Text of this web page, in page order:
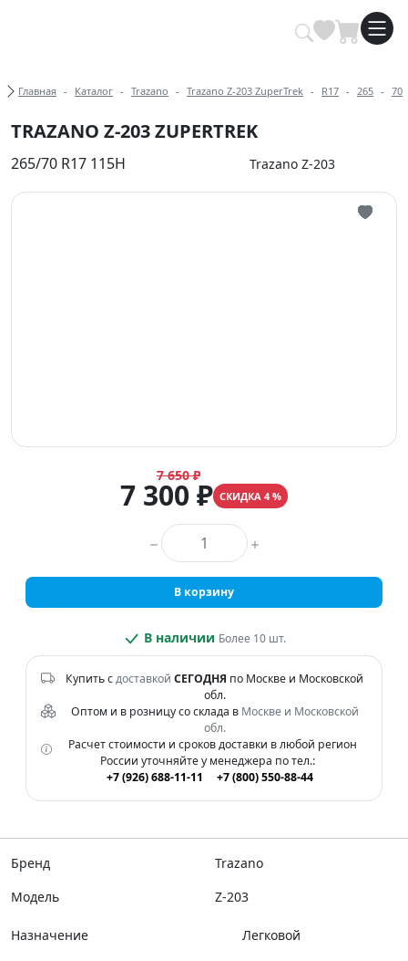
Купить автомобильные шины
Хлебные крошки
Главная Каталог Trazano Trazano Z-203 ZuperTrek R17 265 70
TRAZANO Z-203 ZUPERTREK
265/70 R17 115H Trazano Z-203
7 650 ₽
7 300 ₽ СКИДКА 4 %
Количество товара
В корзину
В наличии Более 10 шт.
Купить сдоставкой СЕГОДНЯ по Москве и Московской
обл.
Оптом и в розницу со склада в Москве и Московской
обл.
Расчет стоимости и сроков доставки в любой регион
России уточняйте у менеджера по тел.:
+7 (926) 688-11-11
+7 (800) 550-88-44
Бренд
Trazano
Модель
Z-203
Назначение Легковой